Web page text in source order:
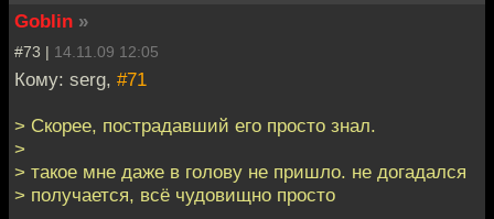
Goblin »
#73 | 14.11.09 12:05
Кому: serg, #71
> Скорее, пострадавший его просто знал.
>
> такое мне даже в голову не пришло. не догадался
> получается, всё чудовищно просто